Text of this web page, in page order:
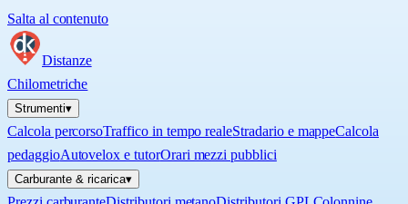
Salta al contenuto
Distanze
Chilometriche
Strumenti▾
Calcola percorsoTraffico in tempo realeStradario e mappeCalcola
pedaggioAutovelox e tutorOrari mezzi pubblici
Carburante & ricarica▾